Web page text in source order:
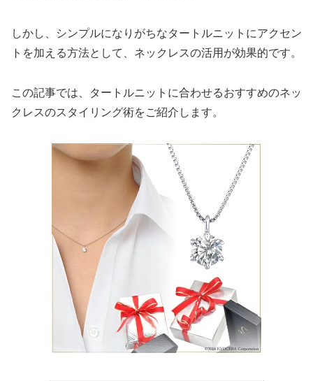
しかし、シンプルになりがちなタートルニットにアクセン
トを加える方法として、ネックレスの活用が効果的です。
この記事では、タートルニットに合わせるおすすめのネッ
クレスのスタイリング術をご紹介します。